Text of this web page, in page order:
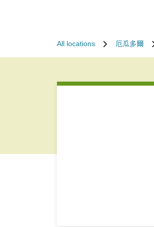
All locations 厄瓜多爾